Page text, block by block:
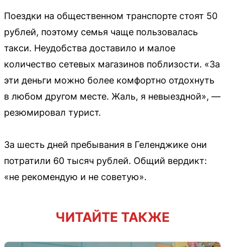
Поездки на общественном транспорте стоят 50
рублей, поэтому семья чаще пользовалась
такси. Неудобства доставило и малое
количество сетевых магазинов поблизости. «За
эти деньги можно более комфортно отдохнуть
в любом другом месте. Жаль, я невыездной», —
резюмировал турист.
За шесть дней пребывания в Геленджике они
потратили 60 тысяч рублей. Общий вердикт:
«не рекомендую и не советую».
ЧИТАЙТЕ ТАКЖЕ